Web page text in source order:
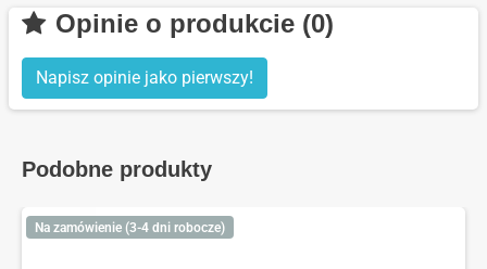
Opinie o produkcie (0)
Napisz opinie jako pierwszy!
Podobne produkty
Na zamówienie (3-4 dni robocze)